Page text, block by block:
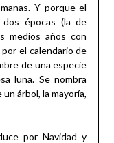
Y porque el
épocas (la de
medios años con
el calendario de
de una especie
luna. Se nombra
árbol, la mayoría,
por Navidad y